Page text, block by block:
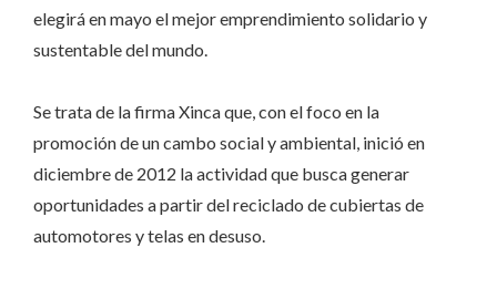
elegirá en mayo el mejor emprendimiento solidario y
sustentable del mundo.
Se trata de la firma Xinca que, con el foco en la
promoción de un cambo social y ambiental, inició en
diciembre de 2012 la actividad que busca generar
oportunidades a partir del reciclado de cubiertas de
automotores y telas en desuso.